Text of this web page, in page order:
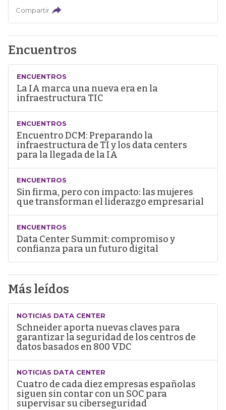
Compartir
Encuentros
ENCUENTROS
La IA marca una nueva era en la
infraestructura TIC
ENCUENTROS
Encuentro DCM: Preparando la
infraestructura de TI y los data centers
para la llegada de la IA
ENCUENTROS
Sin firma, pero con impacto: las mujeres
que transforman el liderazgo empresarial
ENCUENTROS
Data Center Summit: compromiso y
confianza para un futuro digital
Más leídos
NOTICIAS DATA CENTER
Schneider aporta nuevas claves para
garantizar la seguridad de los centros de
datos basados en 800 VDC
NOTICIAS DATA CENTER
Cuatro de cada diez empresas españolas
siguen sin contar con un SOC para
supervisar su ciberseguridad